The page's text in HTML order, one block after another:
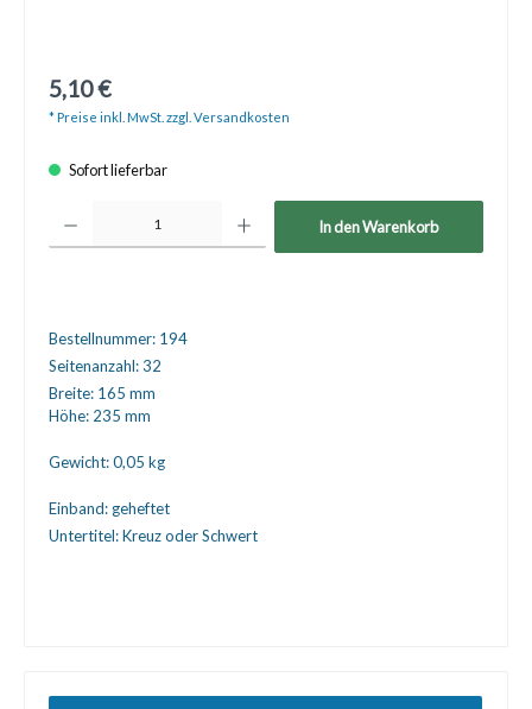
5,10 €
* Preise inkl. MwSt. zzgl. Versandkosten
Sofort lieferbar
In den Warenkorb
Bestellnummer: 194
Seitenanzahl:32
Breite: 165 mm
Höhe: 235 mm
Gewicht:0,05 kg
Einband: geheftet
Untertitel:Kreuz oder Schwert